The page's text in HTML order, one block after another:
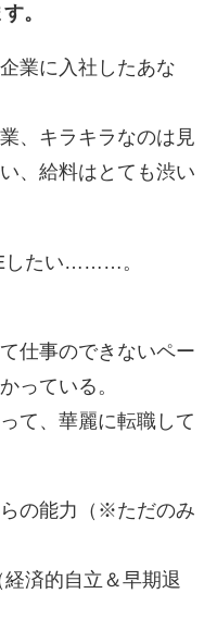
。
業に入社したあな
、キラキラなのは見
、給料はとても渋い
したい………。
仕事のできないペー
っている。
て、華麗に転職して
の能力（※ただのみ
済的自立＆早期退